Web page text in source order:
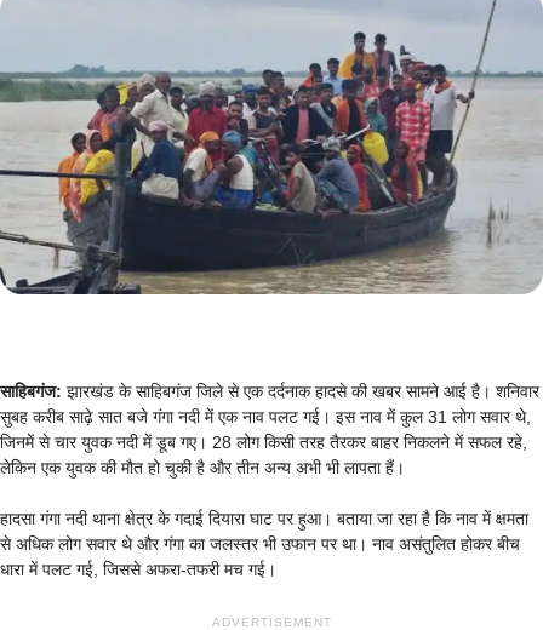
साहिबगंज: झारखंड के साहिबगंज जिले से एक दर्दनाक हादसे की खबर सामने आई है। शनिवार
सुबह करीब साढ़े सात बजे गंगा नदी में एक नाव पलट गई। इस नाव में कुल 31 लोग सवार थे,
जिनमें से चार युवक नदी में डूब गए। 28 लोग किसी तरह तैरकर बाहर निकलने में सफल रहे,
लेकिन एक युवक की मौत हो चुकी है और तीन अन्य अभी भी लापता हैं।
हादसा गंगा नदी थाना क्षेत्र के गदाई दियारा घाट पर हुआ। बताया जा रहा है कि नाव में क्षमता
से अधिक लोग सवार थे और गंगा का जलस्तर भी उफान पर था। नाव असंतुलित होकर बीच
धारा में पलट गई, जिससे अफरा-तफरी मच गई।
ADVERTISEMENT